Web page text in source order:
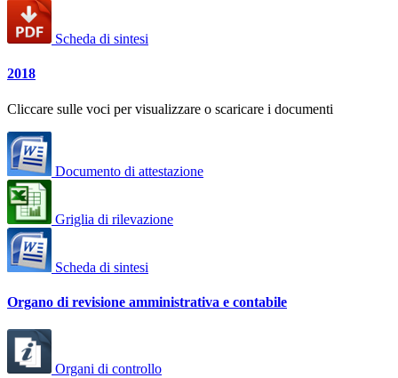
Scheda di sintesi
2018
Cliccare sulle voci per visualizzare o scaricare i documenti
Documento di attestazione
Griglia di rilevazione
Scheda di sintesi
Organo di revisione amministrativa e contabile
Organi di controllo